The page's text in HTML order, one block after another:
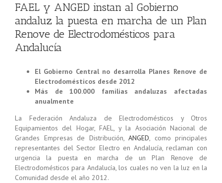
FAEL y ANGED instan al Gobierno
andaluz la puesta en marcha de un Plan
Renove de Electrodomésticos para
Andalucía
El Gobierno Central no desarrolla Planes Renove de
Electrodomésticos desde 2012
Más de 100.000 familias andaluzas afectadas
anualmente
La Federación Andaluza de Electrodomésticos y Otros
Equipamientos del Hogar, FAEL, y la Asociación Nacional de
Grandes Empresas de Distribución, ANGED, como principales
representantes del Sector Electro en Andalucía, reclaman con
urgencia la puesta en marcha de un Plan Renove de
Electrodomésticos para Andalucía, los cuales no ven la luz en la
Comunidad desde el año 2012.